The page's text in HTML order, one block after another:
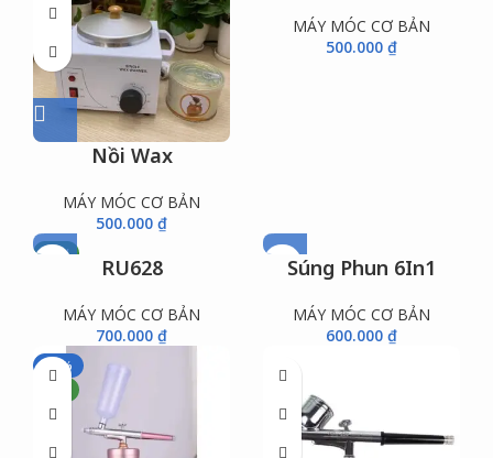
Nồi Wax
MÁY MÓC CƠ BẢN
500.000 ₫
MÁY MÓC CƠ BẢN
500.000 ₫
NEW
RU628
MÁY MÓC CƠ BẢN
700.000 ₫
Súng Phun 6In1
MÁY MÓC CƠ BẢN
600.000 ₫
-17%